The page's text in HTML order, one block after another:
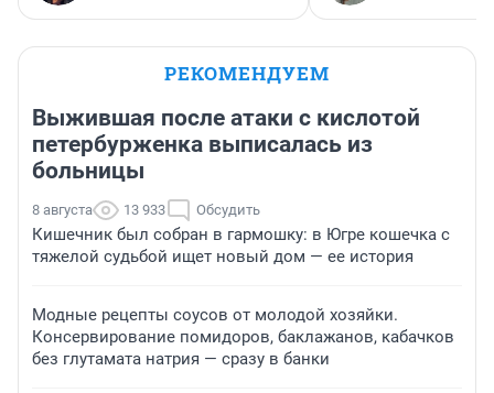
РЕКОМЕНДУЕМ
Выжившая после атаки с кислотой
петербурженка выписалась из
больницы
8 августа 13 933 Обсудить
Кишечник был собран в гармошку: в Югре кошечка с
тяжелой судьбой ищет новый дом — ее история
Модные рецепты соусов от молодой хозяйки.
Консервирование помидоров, баклажанов, кабачков
без глутамата натрия — сразу в банки